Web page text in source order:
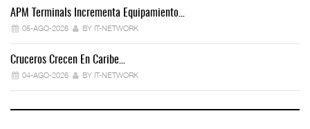
APM Terminals Incrementa Equipamiento…
05-AGO-2026 BY IT-NETWORK
Cruceros Crecen En Caribe…
04-AGO-2026 BY IT-NETWORK